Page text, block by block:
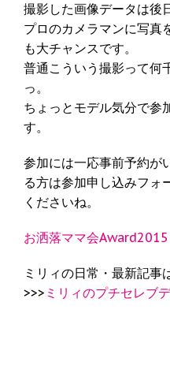
撮影した画像データは後
プロのカメラマンに写真
も大チャンスです。
普通こういう撮影って何
っ。
ちょっとモデル気分で参
す。
参加には一応事前予約が
る方は参加申し込みフォ
くださいね。
お洒落ママ会Award2015
ミリィの日常・最新記
>>> ミリィのプチセレブ